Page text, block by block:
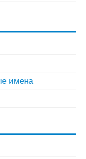
имена